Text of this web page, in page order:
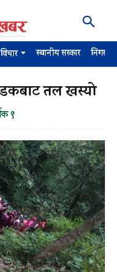
विचार स्थानीय सरकार
तल खस्यो
९